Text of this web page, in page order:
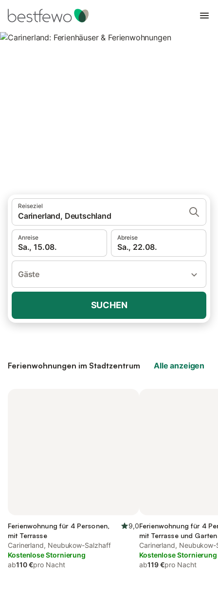
Reiseziel
Carinerland, Deutschland
Anreise
Sa., 15.08.
Abreise
Sa., 22.08.
Gäste
SUCHEN
Ferienwohnungen im Stadtzentrum Alle anzeigen
Ferienwohnung für 4 Personen,
mit Terrasse
9,0
Carinerland, Neubukow-Salzhaff
Kostenlose Stornierung
ab110 €pro Nacht
Ferienwohnung für 4
mit Terrasse und Garten
Carinerland,
Kostenlose Stornierung
ab119 €pro Nacht